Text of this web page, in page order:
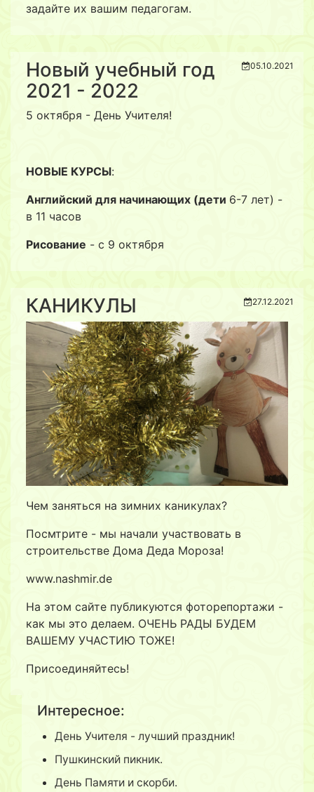
задайте их вашим педагогам.
Новый учебный год
2021 - 2022
05.10.2021
5 октября - День Учителя!
НОВЫЕ КУРСЫ:
Английский для начинающих (дети 6-7 лет) -
в 11 часов
Рисование - с 9 октября
КАНИКУЛЫ 27.12.2021
Чем заняться на зимних каникулах?
Посмтрите - мы начали участвовать в
строительстве Дома Деда Мороза!
www.nashmir.de
На этом сайте публикуются фоторепортажи -
как мы это делаем. ОЧЕНЬ РАДЫ БУДЕМ
ВАШЕМУ УЧАСТИЮ ТОЖЕ!
Присоединяйтесь!
Интересное:
День Учителя - лучший праздник!
Пушкинский пикник.
День Памяти и скорби.